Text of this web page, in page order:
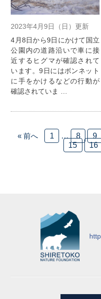
2023年4月9日（日）更新
4月8日から9日にかけて国立
公園内の道路沿いで車に接
近するヒグマが確認されて
います。9日にはボンネット
に手をかけるなどの行動が
確認されていま …
« 前へ 1 … 8 9
15
16